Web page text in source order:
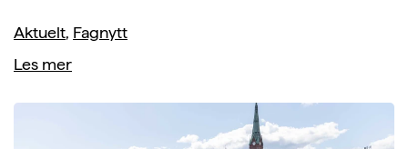
Aktuelt, Fagnytt
Les mer